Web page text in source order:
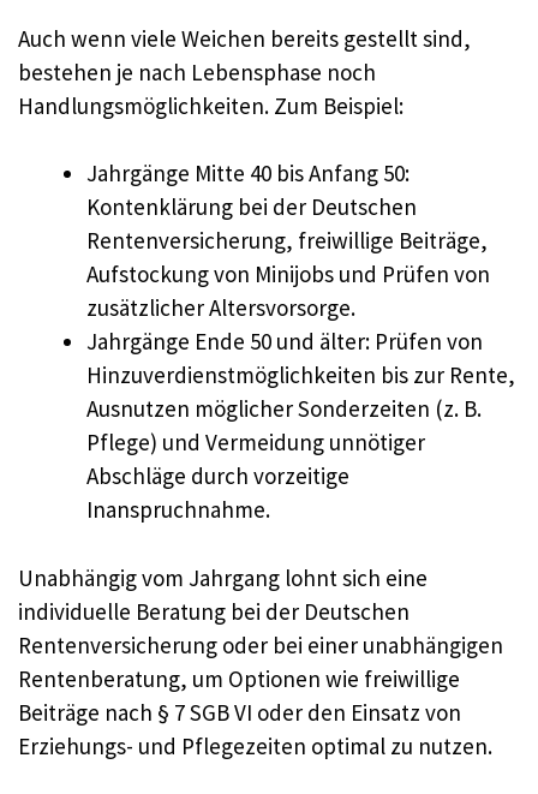
Auch wenn viele Weichen bereits gestellt sind,
bestehen je nach Lebensphase noch
Handlungsmöglichkeiten. Zum Beispiel:
Jahrgänge Mitte 40 bis Anfang 50:
Kontenklärung bei der Deutschen
Rentenversicherung, freiwillige Beiträge,
Aufstockung von Minijobs und Prüfen von
zusätzlicher Altersvorsorge.
Jahrgänge Ende 50 und älter: Prüfen von
Hinzuverdienstmöglichkeiten bis zur Rente,
Ausnutzen möglicher Sonderzeiten (z. B.
Pflege) und Vermeidung unnötiger
Abschläge durch vorzeitige
Inanspruchnahme.
Unabhängig vom Jahrgang lohnt sich eine
individuelle Beratung bei der Deutschen
Rentenversicherung oder bei einer unabhängigen
Rentenberatung, um Optionen wie freiwillige
Beiträge nach § 7 SGB VI oder den Einsatz von
Erziehungs- und Pflegezeiten optimal zu nutzen.